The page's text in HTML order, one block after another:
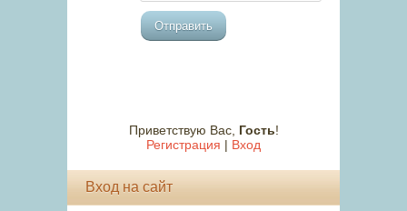
Отправить
Приветствую Вас, Гость!
Регистрация | Вход
Вход на сайт